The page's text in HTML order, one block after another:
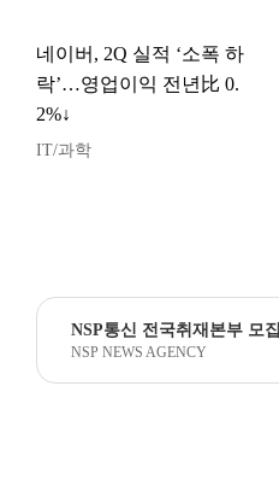
네이버, 2Q 실적 ‘소폭 하
락’…영업이익 전년比 0.
2%↓
IT/과학
NSP통신 전국취재본부 모집
NSP NEWS AGENCY